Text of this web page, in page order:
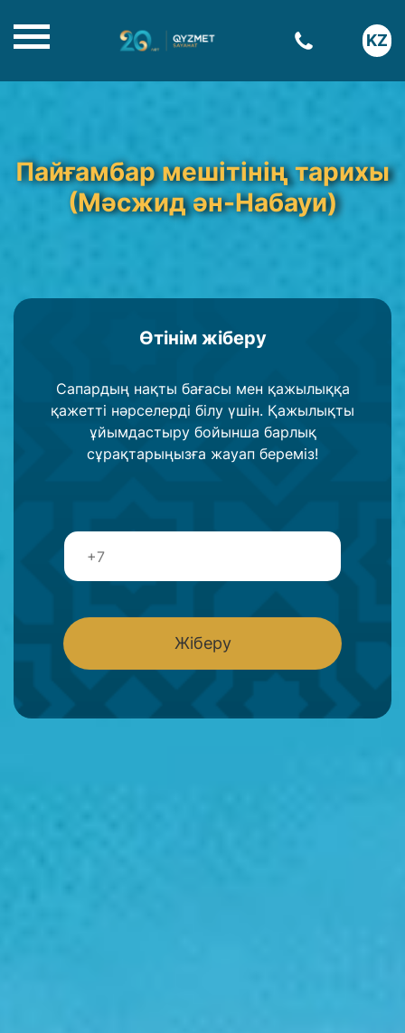
KZ
Пайғамбар мешітінің тарихы
(Мәсжид ән-Набауи)
Өтінім жіберу
Сапардың нақты бағасы мен қажылыққа
қажетті нәрселерді білу үшін. Қажылықты
ұйымдастыру бойынша барлық
сұрақтарыңызға жауап береміз!
Т
л
о
н
Жіберу